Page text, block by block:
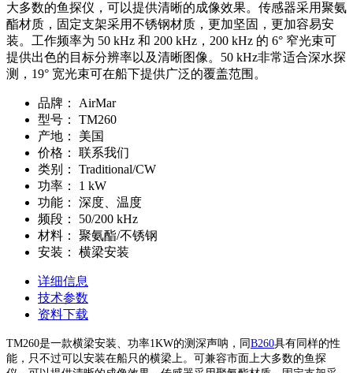
大多数的鱼探仪，可以提供清晰的成像效果。传感器采用聚氨
酯材质，固定支架采用不锈钢材质，更加坚固，更加容易安
装。工作频率为 50 kHz 和 200 kHz，200 kHz 的 6° 窄光束可
提供出色的目标分辨率以及清晰图像。50 kHz非常适合深水探
测，19° 宽光束可在船下提供广泛的覆盖范围。
品牌：
AirMar
型号：
TM260
产地：
美国
价格：
联系我们
类别：
Traditional/CW
功率：
1 kW
功能：
深度、温度
频段：
50/200 kHz
材料：
聚氨酯/不锈钢
安装：
横梁安装
详细信息
技术参数
资料下载
TM260是一款横梁安装、功率1KW的测深声呐，同 B260具有同样的性
能，只不过可以安装在船只的横梁上。可兼容市面上大多数的鱼探